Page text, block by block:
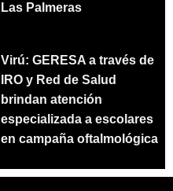
Las Palmeras
Virú: GERESA a través de
IRO y Red de Salud
brindan atención
especializada a escolares
en campaña oftalmológica